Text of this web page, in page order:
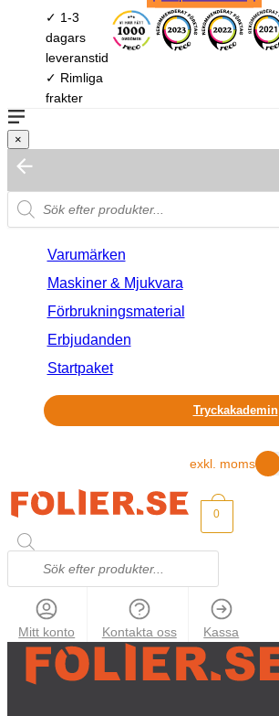
✓ 1-3
dagars
leveranstid
✓ Rimliga
frakter
×
Varumärken
Maskiner & Mjukvara
Förbrukningsmaterial
Erbjudanden
Startpaket
Tryckakademin
exkl. moms
0
Mitt konto Kontakta oss Kassa